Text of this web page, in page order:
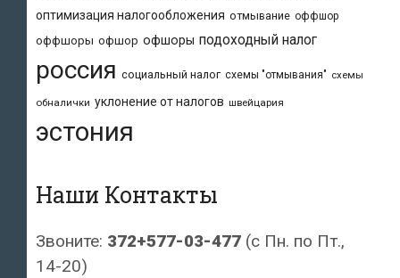
оптимизация налогообложения отмывание оффшор
оффшоры офшор офшоры подоходный налог
россия социальный налог схемы "отмывания" схемы
обналички уклонение от налогов швейцария
эстония
Наши Контакты
Звоните: 372+577-03-477 (с Пн. по Пт.,
14-20)